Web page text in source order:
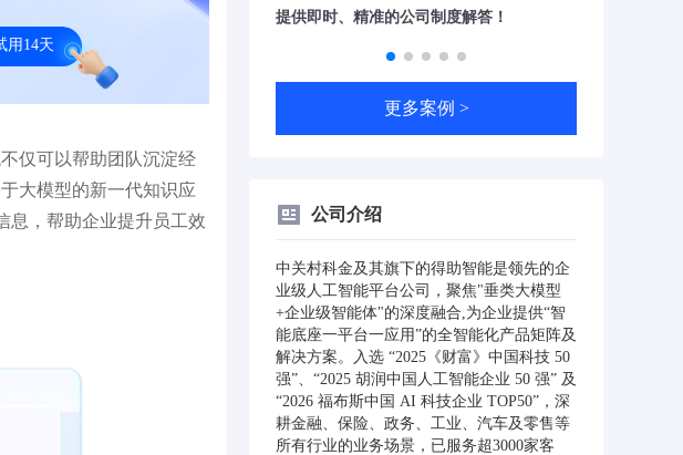
用14天
仅可以帮助团队沉淀经
大模型的新一代知识应
息，帮助企业提升员工效
时客服回答效果提升50%以上！
提供即时、精准的公司制度解答！
更多案例 >
公司介绍
中关村科金及其旗下的得助智能是领先的企
业级人工智能平台公司，聚焦"垂类大模型
+企业级智能体"的深度融合,为企业提供“智
能底座一平台一应用”的全智能化产品矩阵及
解决方案。入选 “2025《财富》中国科技 50
强”、“2025 胡润中国人工智能企业 50 强” 及
“2026 福布斯中国 AI 科技企业 TOP50”，深
耕金融、保险、政务、工业、汽车及零售等
所有行业的业务场景，已服务超3000家客